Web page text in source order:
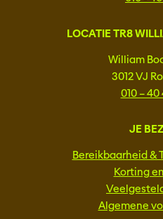
LOCATIE TR8
William
3012 VJ
010 – 40
JE
Bereikbaarheid &
Korting
Algemene